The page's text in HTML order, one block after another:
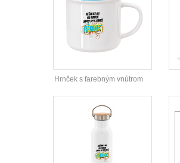
Hrnček s farebným vnútrom